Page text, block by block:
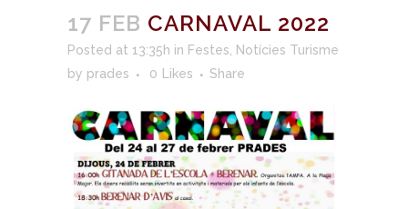
17 FEB CARNAVAL 2022
Posted at 13:35h in Festes
Notícies Turisme
by prades 0 Likes Share